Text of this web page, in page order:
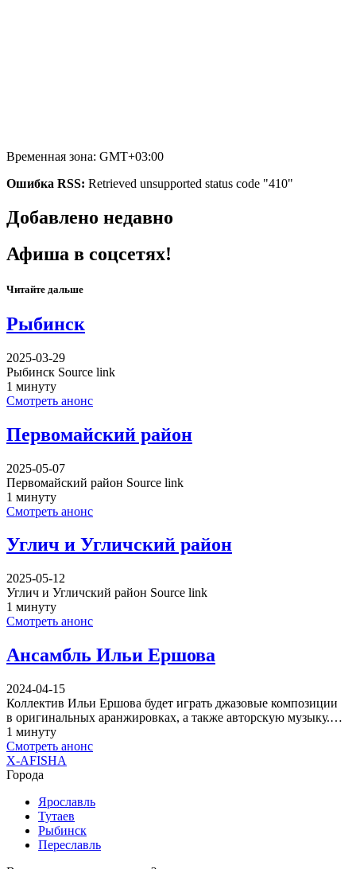
Временная зона: GMT+03:00
Ошибка RSS: Retrieved unsupported status code "410"
Добавлено недавно
Афиша в соцсетях!
Читайте дальше
Рыбинск
2025-03-29
Рыбинск Source link
1 минуту
Смотреть анонс
Первомайский район
2025-05-07
Первомайский район Source link
1 минуту
Смотреть анонс
Углич и Угличский район
2025-05-12
Углич и Угличский район Source link
1 минуту
Смотреть анонс
Ансамбль Ильи Ершова
2024-04-15
Коллектив Ильи Ершова будет играть джазовые композиции
в оригинальных аранжировках, а также авторскую музыку.…
1 минуту
Смотреть анонс
X-AFISHA
Города
Ярославль
Тутаев
Рыбинск
Переславль